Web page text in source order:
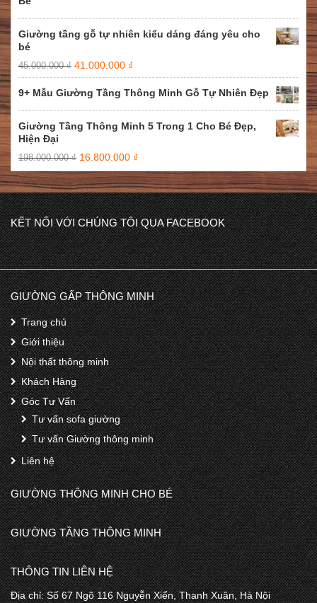
Giường tầng gỗ tự nhiên kiểu dáng đáng yêu cho
bé
45.000.000₫ 41.000.000 ₫
9+ Mẫu Giường Tầng Thông Minh Gỗ Tự Nhiên Đẹp
Giường Tầng Thông Minh 5 Trong 1 Cho Bé Đẹp,
Hiện Đại
198.000.000₫ 16.800.000 ₫
KẾT NỐI VỚI CHÚNG TÔI QUA FACEBOOK
GIƯỜNG GẤP THÔNG MINH
Trang chủ
Giới thiệu
Nội thất thông minh
Khách Hàng
Góc Tư Vấn
Tư vấn sofa giường
Tư vấn Giường thông minh
Liên hệ
GIƯỜNG THÔNG MINH CHO BÉ
GIƯỜNG TẦNG THÔNG MINH
THÔNG TIN LIÊN HỆ
Địa chỉ: Số 67 Ngõ 116 Nguyễn Xiển, Thanh Xuân, Hà Nội